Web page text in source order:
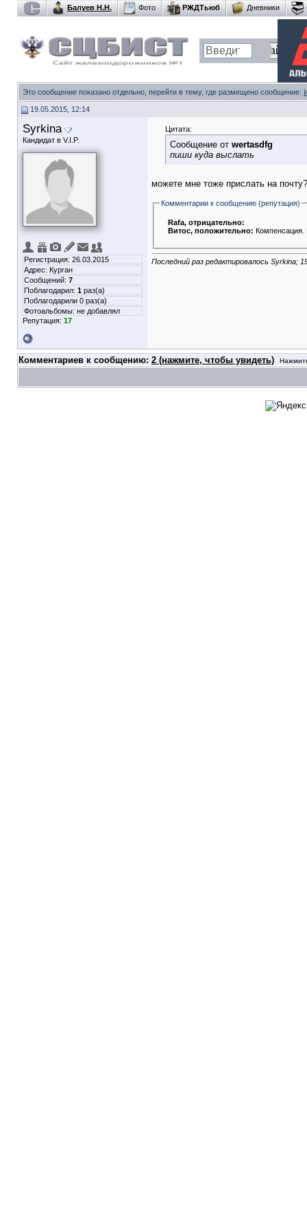
Балуев Н.Н. Фото РЖДТьюб Дневники
Это сообщение показано отдельно, перейти в тему, где размещено сообщение:
19.05.2015, 12:14
Syrkina
Кандидат в V.I.P.
Регистрация: 26.03.2015
Адрес: Курган
Сообщений: 7
Поблагодарил: 1 раз(а)
Поблагодарили 0 раз(а)
Фотоальбомы: не добавлял
Репутация: 17
Цитата:
Сообщение от wertasdfg
пиши куда выслать
можете мне тоже прислать на почту?
Комментарии к сообщению (репутация)
Rafa, отрицательно:
Витос, положительно:Компенсация.
Последний раз редактировалось Syrkina;
Комментариев к сообщению: 2 (нажмите, чтобы увидеть)